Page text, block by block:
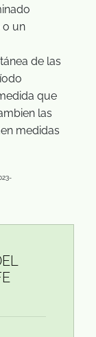
o un
de las
que
las
medidas